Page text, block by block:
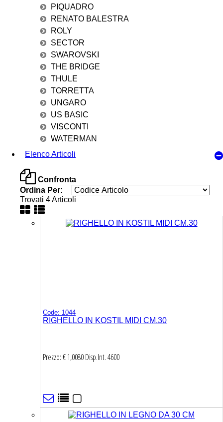
PIQUADRO
RENATO BALESTRA
ROLY
SECTOR
SWAROVSKI
THE BRIDGE
THULE
TORRETTA
UNGARO
US BASIC
VISCONTI
WATERMAN
Elenco Articoli
Confronta
Ordina Per:
Trovati 4 Articoli
Code: 1044
RIGHELLO IN KOSTIL MIDI CM.30
Prezzo: € 1,0080Disp.Int.4600